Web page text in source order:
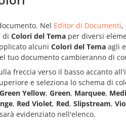
Nel Editor di Documenti,
di Colori del Tema per diversi
alcuni Colori del Tema agli
tuo documento cambieranno di
freccia verso il basso accanto
e seleziona lo schema di
Green Yellow, Green, Marquee,
, Red Violet, Red, Slipstream,
evidenziato nell'elenco.